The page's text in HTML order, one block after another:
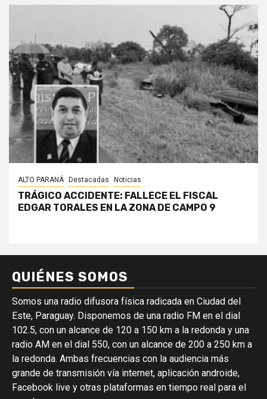
ALTO PARANÁ Destacadas Noticias
TRÁGICO ACCIDENTE: FALLECE EL FISCAL
EDGAR TORALES EN LA ZONA DE CAMPO 9
QUIÉNES SOMOS
Somos una radio difusora física radicada en Ciudad del
Este, Paraguay. Disponemos de una radio FM en el dial
102.5, con un alcance de 120 a 150 km a la redonda y una
radio AM en el dial 550, con un alcance de 200 a 250 km a
la redonda. Ambas frecuencias con la audiencia más
grande de transmisión vía internet, aplicación androide,
Facebook live y otras plataformas en tiempo real para el